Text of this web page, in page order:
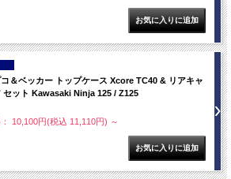
＆ベッカー トップケース Xcore TC40 & リアキャ
セット Kawasaki Ninja 125 / Z125
10,100円(税込 11,110円) ～